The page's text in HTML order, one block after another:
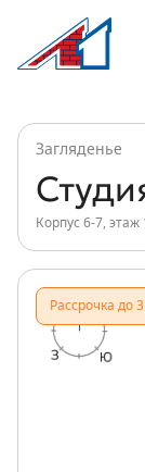
Студия, 23
Информация
Загляденье
Корпус 6-7, этаж
Рассрочка до